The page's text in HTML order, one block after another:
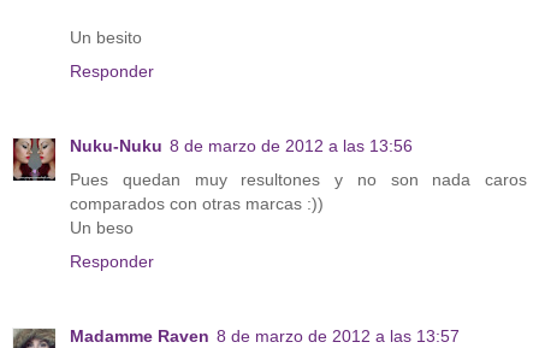
Un besito
Responder
Nuku-Nuku 8 de marzo de 2012 a las 13:56
Pues quedan muy resultones y no son nada caros
comparados con otras marcas :))
Un beso
Responder
Madamme Raven 8 de marzo de 2012 a las 13:57